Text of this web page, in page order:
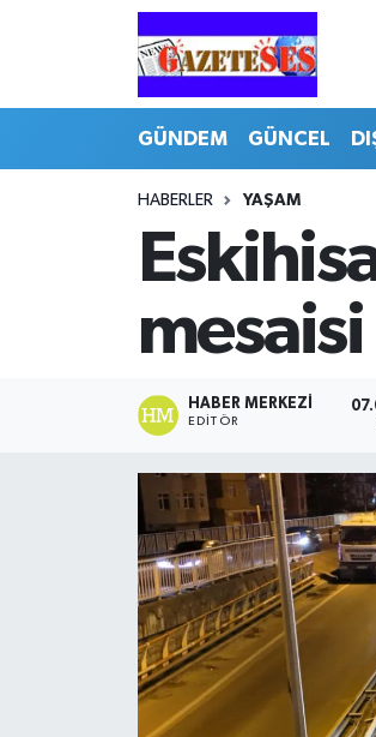
GÜNDEM GÜNCEL
HABERLER YAŞAM
mesaisi
HABER MERKEZI
EDITÖR